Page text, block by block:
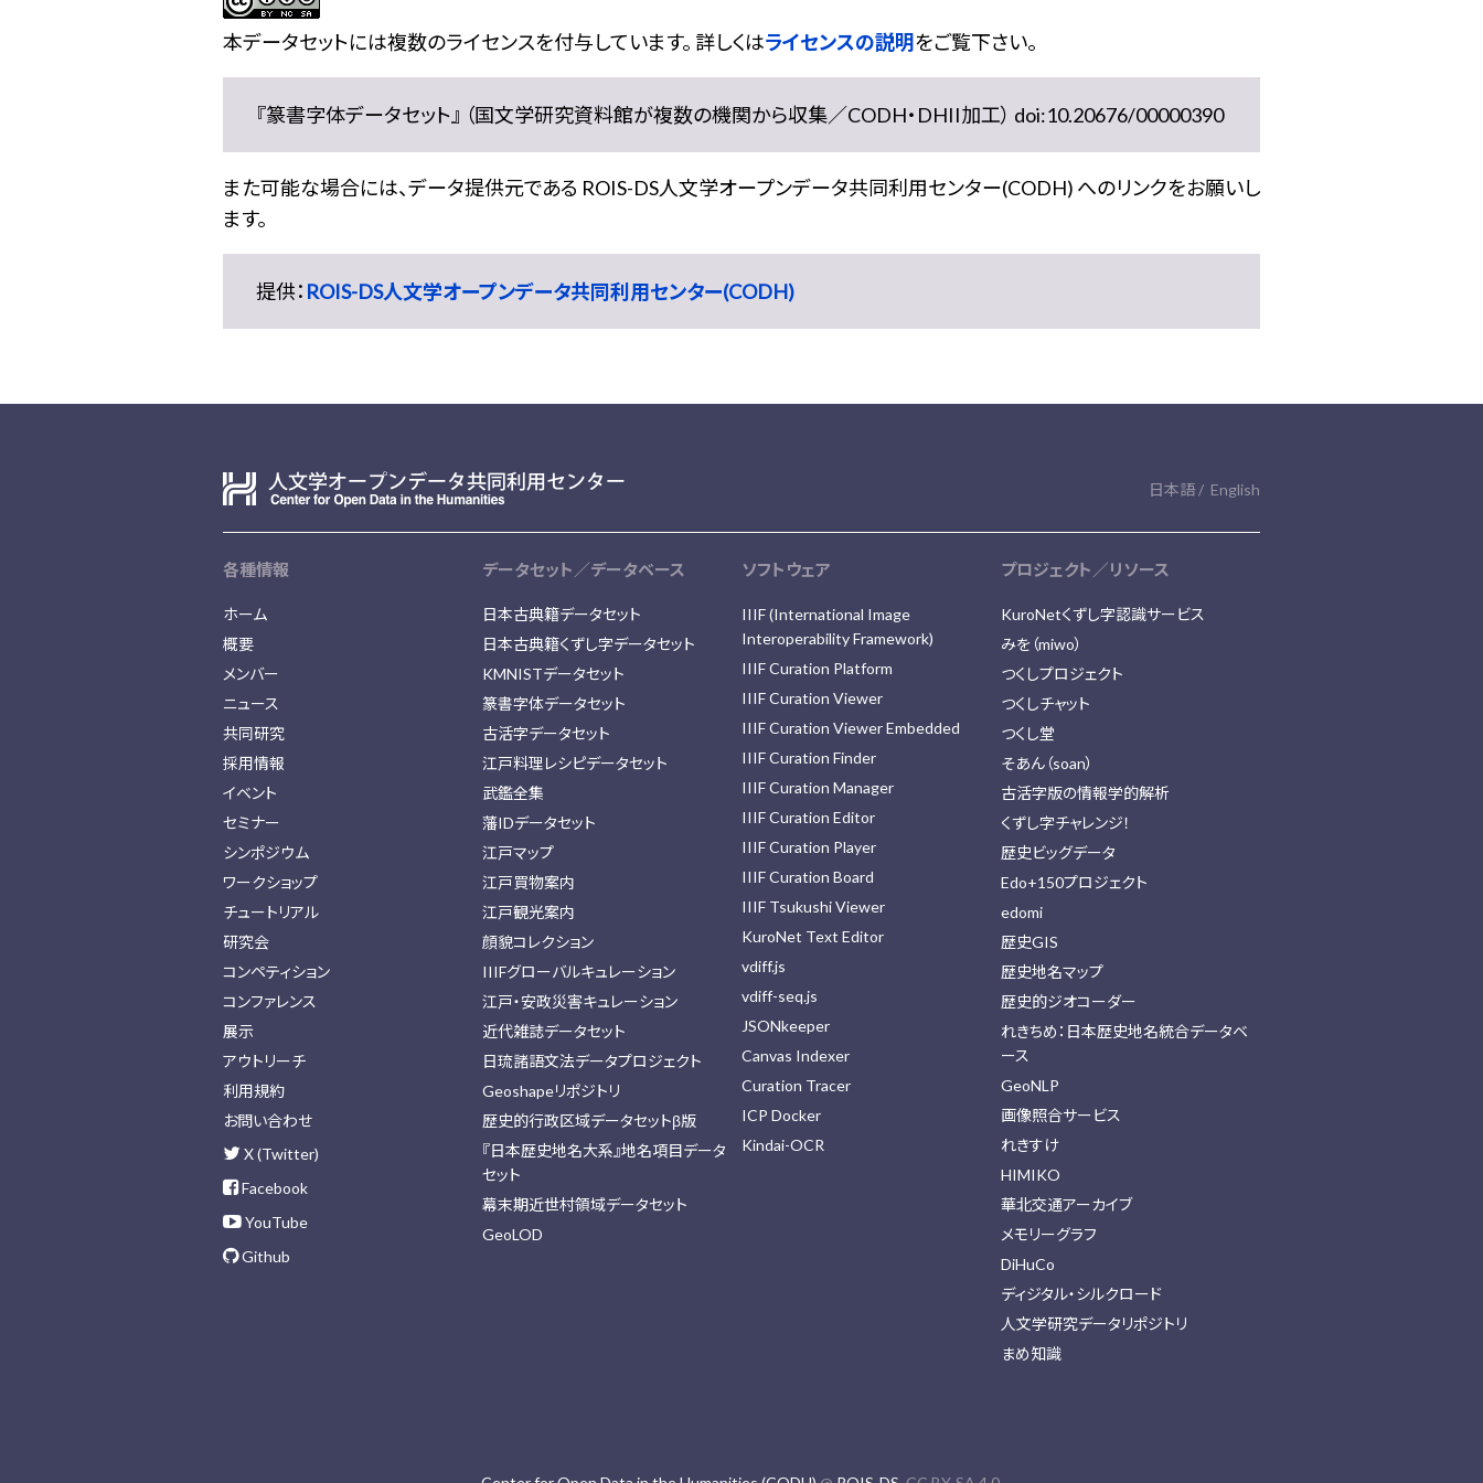
本データセットには複数のライセンスを付与しています。 詳しくはライセンスの説明をご覧下さい。
『篆書字体データセット』 （国文学研究資料館が複数の機関から収集／CODH・DHII加工） doi:10.20676/00000390
また可能な場合には、データ提供元である ROIS-DS人文学オープンデータ共同利用センター(CODH) へのリンクをお願いし
ます。
提供： ROIS-DS人文学オープンデータ共同利用センター(CODH)
日本語 English
各種情報
ホーム
概要
メンバー
ニュース
共同研究
採用情報
イベント
セミナー
シンポジウム
ワークショップ
チュートリアル
研究会
コンペティション
コンファレンス
展示
アウトリーチ
利用規約
お問い合わせ
X (Twitter)
Facebook
YouTube
Github
データセット／データベース
日本古典籍データセット
日本古典籍くずし字データセット
KMNISTデータセット
篆書字体データセット
古活字データセット
江戸料理レシピデータセット
武鑑全集
藩IDデータセット
江戸マップ
江戸買物案内
江戸観光案内
顔貌コレクション
IIIFグローバルキュレーション
江戸・安政災害キュレーション
近代雑誌データセット
日琉諸語文法データプロジェクト
Geoshapeリポジトリ
歴史的行政区域データセットβ版
『日本歴史地名大系』地名項目データ
セット
幕末期近世村領域データセット
GeoLOD
ソフトウェア
IIIF (International Image
Interoperability Framework)
IIIF Curation Platform
IIIF Curation Viewer
IIIF Curation Viewer Embedded
IIIF Curation Finder
IIIF Curation Manager
IIIF Curation Editor
IIIF Curation Player
IIIF Curation Board
IIIF Tsukushi Viewer
KuroNet Text Editor
vdiff.js
vdiff-seq.js
JSONkeeper
Canvas Indexer
Curation Tracer
ICP Docker
Kindai-OCR
プロジェクト／リソース
KuroNetくずし字認識サービス
みを（miwo）
つくしプロジェクト
つくしチャット
つくし堂
そあん（soan）
古活字版の情報学的解析
くずし字チャレンジ！
歴史ビッグデータ
Edo+150プロジェクト
edomi
歴史GIS
歴史地名マップ
歴史的ジオコーダー
れきちめ：日本歴史地名統合データベ
ース
GeoNLP
画像照合サービス
れきすけ
HIMIKO
華北交通アーカイブ
メモリーグラフ
DiHuCo
ディジタル・シルクロード
人文学研究データリポジトリ
まめ知識